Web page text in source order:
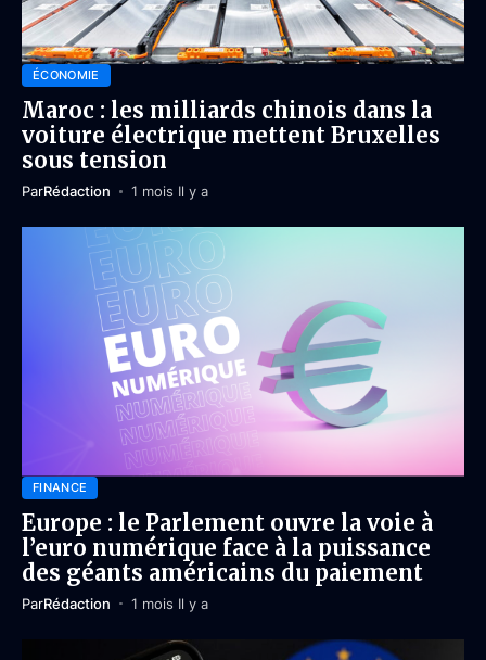
ÉCONOMIE
Maroc : les milliards chinois dans la
voiture électrique mettent Bruxelles
sous tension
ParRédaction 1 mois Il y a
FINANCE
Europe : le Parlement ouvre la voie à
l’euro numérique face à la puissance
des géants américains du paiement
ParRédaction 1 mois Il y a